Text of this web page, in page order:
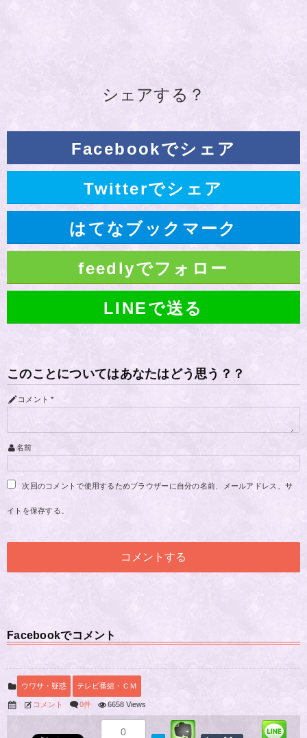
シェアする？
Facebookでシェア
Twitterでシェア
はてなブックマーク
feedlyでフォロー
LINEで送る
このことについてはあなたはどう思う？？
コメント *
名前
次回のコメントで使用するためブラウザーに自分の名前、メールアドレス、サ
イトを保存する。
Facebookでコメント
ウワサ・疑惑 テレビ番組・ＣＭ
コメント 0件 6658 Views
0